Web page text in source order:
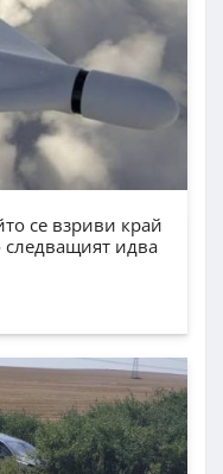
се взриви край
следващият идва